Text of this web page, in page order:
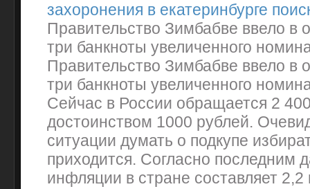
захоронения в екатеринбурге
Правительство Зимбабве ввело в
три банкноты увеличенного
Правительство Зимбабве ввело в
три банкноты увеличенного
Сейчас в России обращается 2
достоинством 1000 рублей.
ситуации думать о подкупе
приходится. Согласно последним
инфляции в стране составляет